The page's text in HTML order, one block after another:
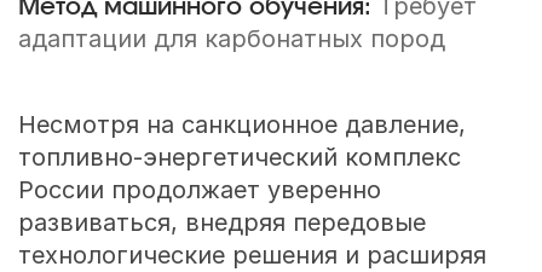
адаптации для карбонатных пород
Несмотря на санкционное давление,
топливно-энергетический комплекс
России продолжает уверенно
развиваться, внедряя передовые
технологические решения и расширяя